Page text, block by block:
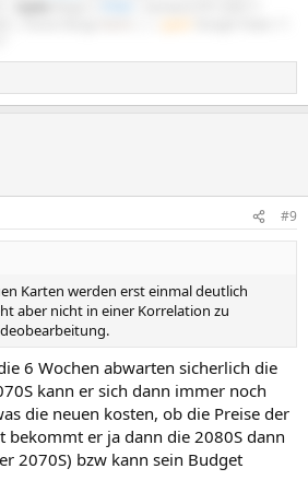
#9
Karten werden erst einmal deutlich
aber nicht in einer Korrelation zu
6 Wochen abwarten sicherlich die
kann er sich dann immer noch
die neuen kosten, ob die Preise der
bekommt er ja dann die 2080S dann
2070S) bzw kann sein Budget